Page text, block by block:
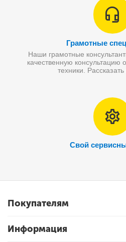
Грамотные
Наши грамотные
качественную консультацию
техники.
Свой
Покупателям
Информация